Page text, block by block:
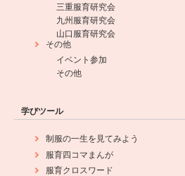
三重服育研究会
九州服育研究会
山口服育研究会
その他
イベント参加
その他
学びツール
制服の一生を見てみよう
服育四コマまんが
服育クロスワード